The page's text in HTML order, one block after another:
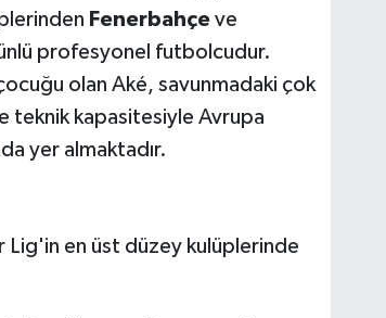
Fenerbahçeve
profesyonel futbolcudur.
olan Aké, savunmadaki çok
teknik kapasitesiyle Avrupa
yer almaktadır.
Lig'in en üst düzey kulüplerinde